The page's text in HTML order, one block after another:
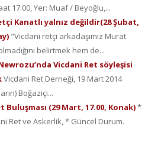
17.00, Yer: Muaf / Beyoğlu,...
Kanatlı yalnız değildir(28 Şubat,
"Vicdani retçi arkadaşımız Murat
belirtmek hem de...
Vicdani Ret söyleşisi
Vicdani Ret Derneği, 19 Mart 2014
Boğaziçi...
Buluşması (29 Mart, 17.00, Konak)*
Ret ve Askerlik, * Güncel Durum.